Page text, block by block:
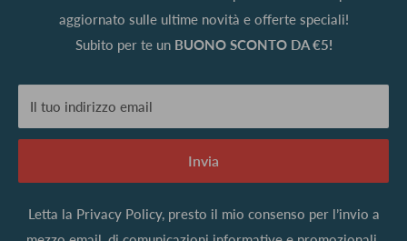
aggiornato sulle ultime novità e offerte speciali!
Subito per te un BUONO SCONTO DA €5!
Il tuo indirizzo email
Invia
Letta la Privacy Policy, presto il mio consenso per l’invio a